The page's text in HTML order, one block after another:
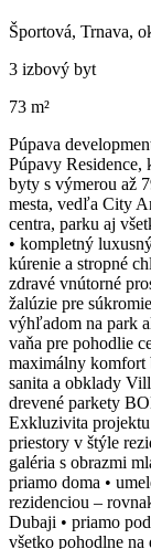
Športová, Trnava,
3 izbový byt
73 m²
Púpava
Púpavy Residence,
byty s výmerou až
mesta, vedľa City
centra, parku aj
• kompletný
kúrenie a stropné
zdravé vnútorné
žalúzie pre
výhľadom na park
vaňa pre pohodlie
maximálny komfort
sanita a obklady
drevené parkety
Exkluzivita projektu
priestory v štýle
galéria s obrazmi
priamo doma •
rezidenciou –
Dubaji • priamo
všetko pohodlne na